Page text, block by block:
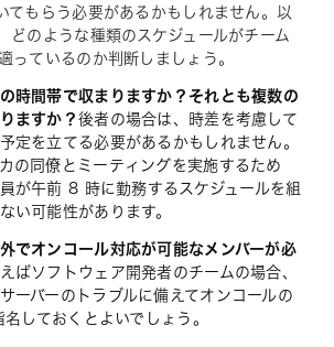
てもらう必要があるかもしれません。以
どのような種類のスケジュールがチーム
っているのか判断しましょう。
時間帯で収まりますか？それとも複数の
ますか？後者の場合は、時差を考慮して
定を立てる必要があるかもしれません。
の同僚とミーティングを実施するため
が午前 8 時に勤務するスケジュールを組
い可能性があります。
でオンコール対応が可能なメンバーが必
ばソフトウェア開発者のチームの場合、
ーバーのトラブルに備えてオンコールの
しておくとよいでしょう。